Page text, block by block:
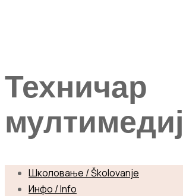
Техничар
Школовање / Školovanje
Инфо / Info